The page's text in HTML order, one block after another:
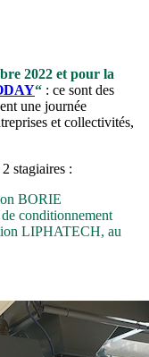
2022 et pour la
“ : ce sont des
une journée
et collectivités,
stagiaires :
BORIE
conditionnement
LIPHATECH, au